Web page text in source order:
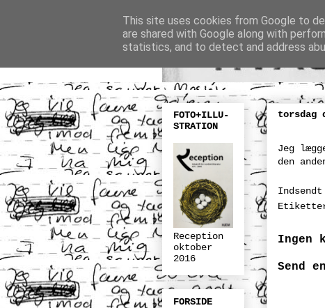
torsdag
Jeg
den
Ingen
Send
FOTO+ILLU-
STRATION
Reception
oktober
2016
FORSIDE
This site uses cookies from Google to
are shared with Google along with
statistics, and to detect and address